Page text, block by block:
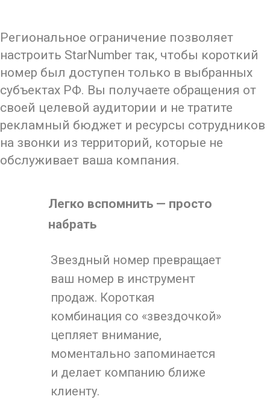
Региональное ограничение позволяет
настроить StarNumber так, чтобы короткий
номер был доступен только в выбранных
субъектах РФ. Вы получаете обращения от
своей целевой аудитории и не тратите
рекламный бюджет и ресурсы сотрудников
на звонки из территорий, которые не
обслуживает ваша компания.
Легко вспомнить — просто
набрать
Звездный номер превращает
ваш номер в инструмент
продаж. Короткая
комбинация со «звездочкой»
цепляет внимание,
моментально запоминается
и делает компанию ближе
клиенту.